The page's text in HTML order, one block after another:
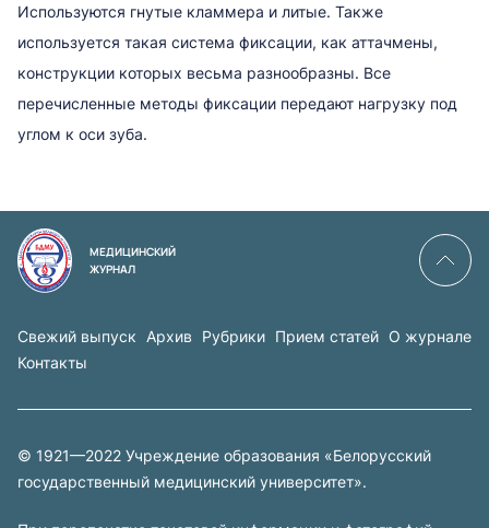
Используются гнутые кламмера и литые. Также
используется такая система фиксации, как аттачмены,
конструкции которых весьма разнообразны. Все
перечисленные методы фиксации передают нагрузку под
углом к оси зуба.
МЕДИЦИНСКИЙ
ЖУРНАЛ
Свежий выпуск Архив Рубрики Прием статей О журнале
Контакты
© 1921—2022 Учреждение образования «Белорусский
государственный медицинский университет».